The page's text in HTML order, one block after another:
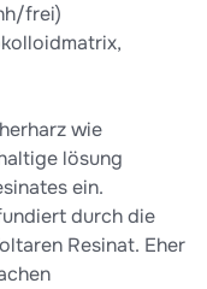
frei)
wie
lösung
ein.
durch die
Resinat. Eher